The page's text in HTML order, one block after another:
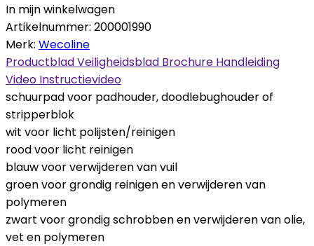
In mijn winkelwagen
Artikelnummer: 200001990
Merk: Wecoline
ProductbladVeiligheidsblad Brochure Handleiding
Video Instructievideo
schuurpad voor padhouder, doodlebughouder of
stripperblok
wit voor licht polijsten/reinigen
rood voor licht reinigen
blauw voor verwijderen van vuil
groen voor grondig reinigen en verwijderen van
polymeren
zwart voor grondig schrobben en verwijderen van olie,
vet en polymeren